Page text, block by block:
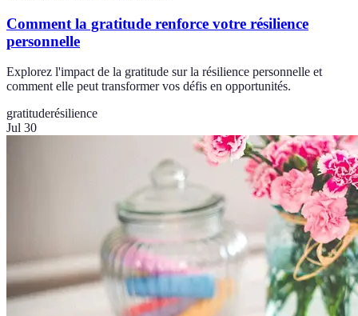
Comment la gratitude renforce votre résilience
personnelle
Explorez l'impact de la gratitude sur la résilience personnelle et
comment elle peut transformer vos défis en opportunités.
gratituderésilience
Jul 30